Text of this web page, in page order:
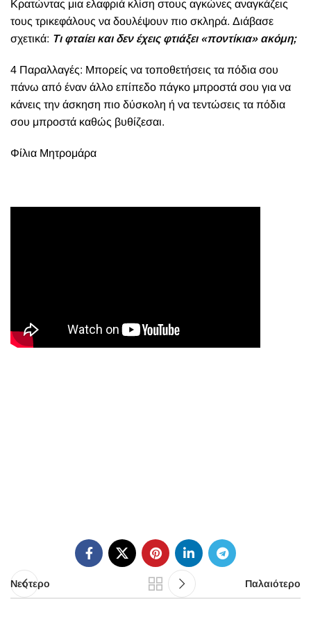
Κρατώντας μια ελαφριά κλίση στους αγκώνες αναγκάζεις
τους τρικεφάλους να δουλέψουν πιο σκληρά. Διάβασε
σχετικά: Τι φταίει και δεν έχεις φτιάξει «ποντίκια» ακόμη;
4 Παραλλαγές: Μπορείς να τοποθετήσεις τα πόδια σου
πάνω από έναν άλλο επίπεδο πάγκο μπροστά σου για να
κάνεις την άσκηση πιο δύσκολη ή να τεντώσεις τα πόδια
σου μπροστά καθώς βυθίζεσαι.
Φίλια Μητρομάρα
Νεότερο Παλαιότερο